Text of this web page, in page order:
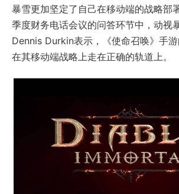
暴雪更加坚定了自己在移动端的战略部
季度财务电话会议的问答环节中，动视
Dennis Durkin表示，《使命召唤》手
在其移动端战略上走在正确的轨道上。